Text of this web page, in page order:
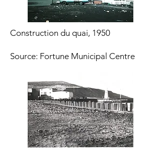
Construction du quai, 1950
Source: Fortune Municipal Centre